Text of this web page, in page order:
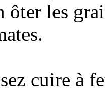
ôter les
cuire à